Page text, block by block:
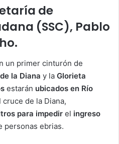
de
(SSC), Pablo
un primer cinturón de
la Diana y la Glorieta
estarán ubicados en Río
cruce de la Diana,
para impedir el ingreso
personas ebrias.